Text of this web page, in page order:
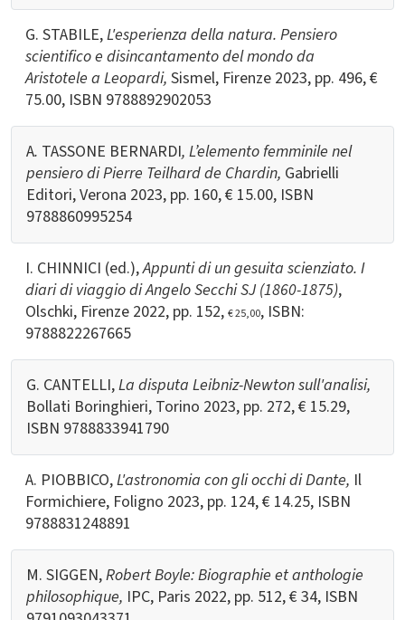
G. STABILE,L'esperienza della natura. Pensiero
scientifico e disincantamento del mondo da
Aristotele a Leopardi, Sismel, Firenze 2023, pp. 496, €
75.00, ISBN 9788892902053
A. TASSONE BERNARDI, L’elemento femminile nel
pensiero di Pierre Teilhard de Chardin, Gabrielli
Editori, Verona 2023, pp. 160, € 15.00, ISBN
9788860995254
I. CHINNICI (ed.),Appunti di un gesuita scienziato. I
diari di viaggio di Angelo Secchi SJ (1860-1875),
Olschki, Firenze 2022, pp. 152, € 25,00, ISBN:
9788822267665
G. CANTELLI,La disputa Leibniz-Newton sull'analisi,
Bollati Boringhieri, Torino 2023, pp. 272, € 15.29,
ISBN 9788833941790
A. PIOBBICO,L'astronomia con gli occhi di Dante, Il
Formichiere, Foligno 2023, pp. 124, € 14.25, ISBN
9788831248891
M. SIGGEN,Robert Boyle:Biographie et anthologie
philosophique, IPC, Paris 2022, pp. 512, € 34, ISBN